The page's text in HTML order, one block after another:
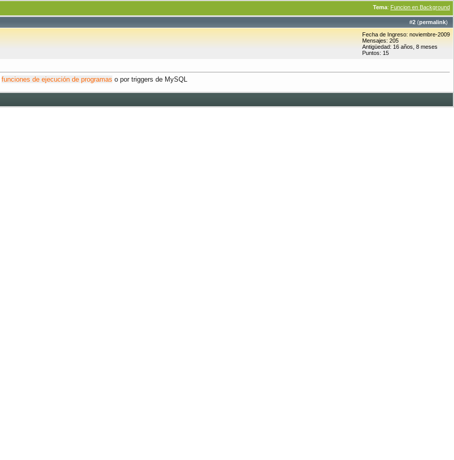
Tema: Funcion en Background
#2 (permalink)
Fecha de Ingreso: noviembre-2009
Mensajes: 205
Antigüedad: 16 años, 8 meses
Puntos: 15
funciones de ejecución de programas o por triggers de MySQL